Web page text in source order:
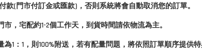
(門市付訂金或匯款)，否則系統將會自動取消您的訂單。
，宅配約1-2個工作天，到貨時間請依物流為主。
1：1，則100%附送，若有配量問題，將依照訂單順序提供特